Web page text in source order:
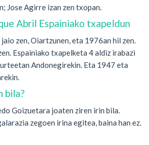
Jose Agirre izan zen txopan.
Abril Espainiako txapeldun
zen, Oiartzunen, eta 1976an hil zen.
Espainiako txapelketa 4 aldiz irabazi
Andonegirekin. Eta 1947 eta
bila?
Goizuetara joaten ziren irin bila.
zegoen irina egitea, baina han ez.